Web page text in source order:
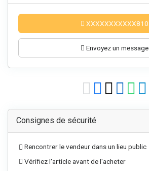
XXXXXXXXXXX810
Envoyez un message
Consignes de sécurité
Rencontrer le vendeur dans un lieu public
Vérifiez l'article avant de l'acheter